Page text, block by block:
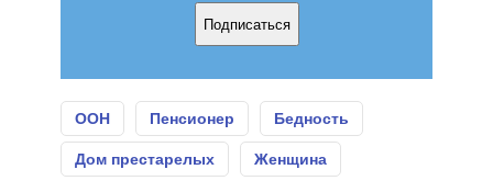
Подписаться
ООН Пенсионер Бедность
Дом престарелых Женщина